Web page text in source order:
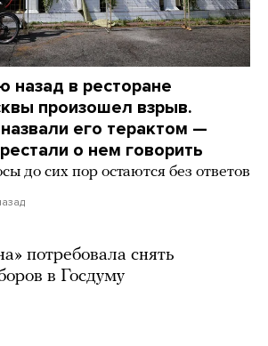
назад в ресторане
произошел взрыв.
его терактом —
о нем говорить
до сих пор остаются без ответов
потребовала снять
в Госдуму